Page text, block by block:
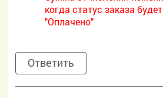
когда статус заказа будет
"Оплачено"
Ответить